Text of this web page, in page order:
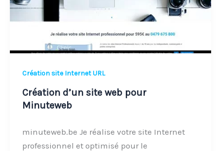
Création site Internet URL
Création d’un site web pour
Minuteweb
minuteweb.be Je réalise votre site Internet
professionnel et optimisé pour le